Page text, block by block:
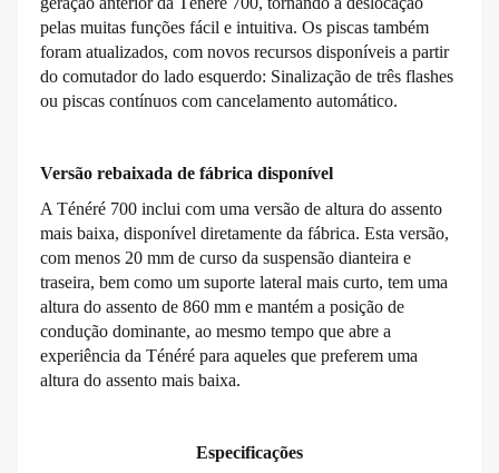
pelas muitas funções fácil e intuitiva. Os piscas também
foram atualizados, com novos recursos disponíveis a partir
do comutador do lado esquerdo: Sinalização de três flashes
ou piscas contínuos com cancelamento automático.
Versão rebaixada de fábrica disponível
A Ténéré 700 inclui com uma versão de altura do assento
mais baixa, disponível diretamente da fábrica. Esta versão,
com menos 20 mm de curso da suspensão dianteira e
traseira, bem como um suporte lateral mais curto, tem uma
altura do assento de 860 mm e mantém a posição de
condução dominante, ao mesmo tempo que abre a
experiência da Ténéré para aqueles que preferem uma
altura do assento mais baixa.
Especificações